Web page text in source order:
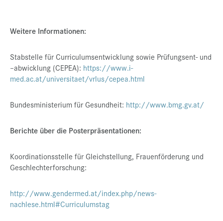
Weitere Informationen:
Stabstelle für Curriculumsentwicklung sowie Prüfungsent- und
–abwicklung (CEPEA): https://www.i-
med.ac.at/universitaet/vrlus/cepea.html
Bundesministerium für Gesundheit: http://www.bmg.gv.at/
Berichte über die Posterpräsentationen:
Koordinationsstelle für Gleichstellung, Frauenförderung und
Geschlechterforschung:
http://www.gendermed.at/index.php/news-
nachlese.html#Curriculumstag